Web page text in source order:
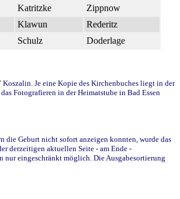
Katritzke
Zippnow
Klawun
Rederitz
Schulz Doderlage
Je eine Kopie des Kirchenbuches liegt in der
Fotografieren in der Heimatstube in Bad Essen
die Geburt nicht sofort anzeigen konnten, wurde das
derzeitigen aktuellen Seite - am Ende -
nur eingeschränkt möglich. Die Ausgabesortierung